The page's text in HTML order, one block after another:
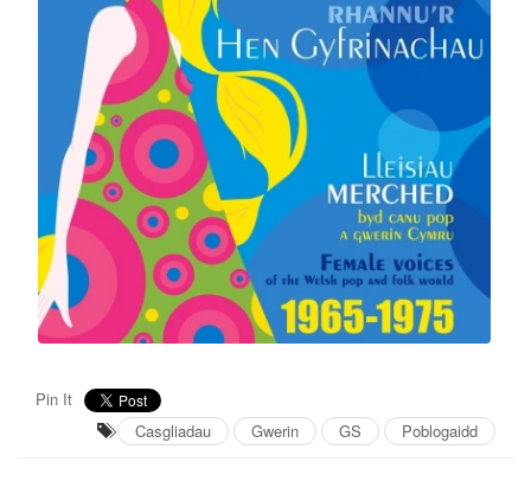
Pin It
Casgliadau
Gwerin GS Poblogaidd